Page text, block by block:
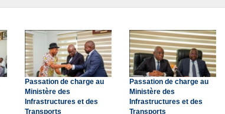
Passation de charge au
Ministère des
Infrastructures et des
Transports
Passation de charge au
Ministère des
Infrastructures et des
Transports